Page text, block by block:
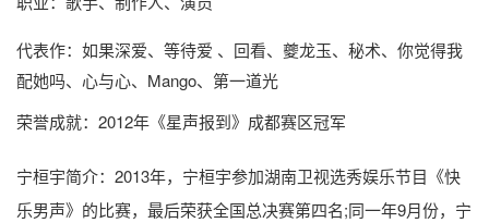
代表作：如果深爱、等待爱 、回看、夔龙玉、秘术、你觉得我
配她吗、心与心、Mango、第一道光
荣誉成就：2012年《星声报到》成都赛区冠军
宁桓宇简介：2013年，宁桓宇参加湖南卫视选秀娱乐节目《快
乐男声》的比赛，最后荣获全国总决赛第四名;同一年9月份，宁